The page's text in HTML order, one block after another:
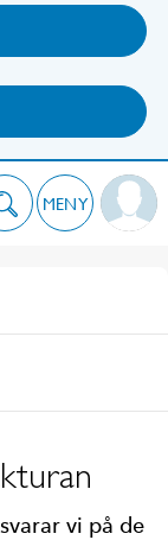
MENY
vi på de